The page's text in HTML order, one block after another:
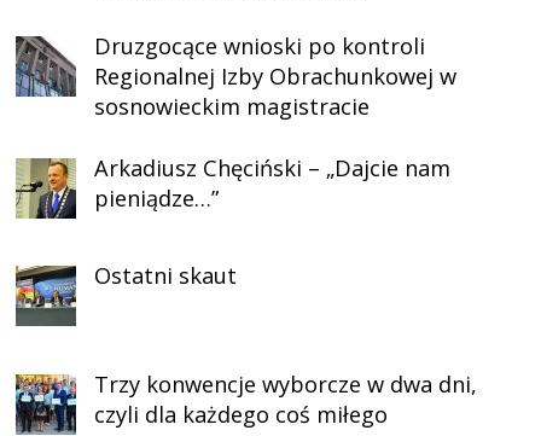
Druzgocące wnioski po kontroli
Regionalnej Izby Obrachunkowej w
sosnowieckim magistracie
Arkadiusz Chęciński – „Dajcie nam
pieniądze…”
Ostatni skaut
Trzy konwencje wyborcze w dwa dni,
czyli dla każdego coś miłego